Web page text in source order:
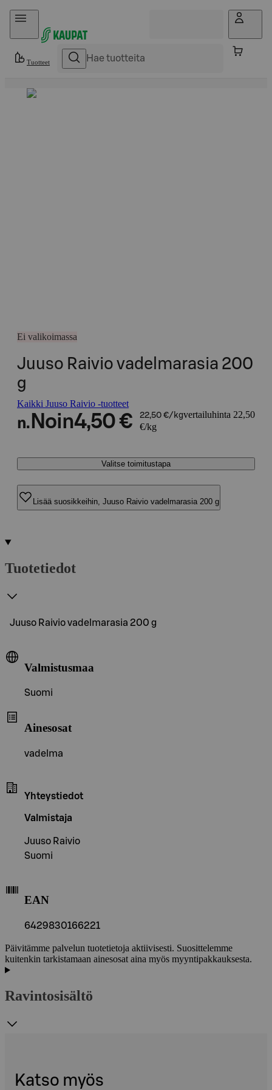
Hyppää sisältöön
Tuotteet
Ei valikoimassa
Juuso Raivio vadelmarasia 200
g
Kaikki Juuso Raivio -tuotteet
n. Noin4,50 € 22,50 €/kgvertailuhinta 22,50
€/kg
Valitse toimitustapa
Lisää suosikkeihin, Juuso Raivio vadelmarasia 200 g
Tuotetiedot
Juuso Raivio vadelmarasia 200 g
Valmistusmaa
Suomi
Ainesosat
vadelma
Yhteystiedot
Valmistaja
Juuso Raivio
Suomi
EAN
6429830166221
Päivitämme palvelun tuotetietoja aktiivisesti. Suosittelemme
kuitenkin tarkistamaan ainesosat aina myös myyntipakkauksesta.
Ravintosisältö
Katso myös